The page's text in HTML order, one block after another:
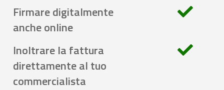
Firmare digitalmente
anche online
Inoltrare la fattura
direttamente al tuo
commercialista